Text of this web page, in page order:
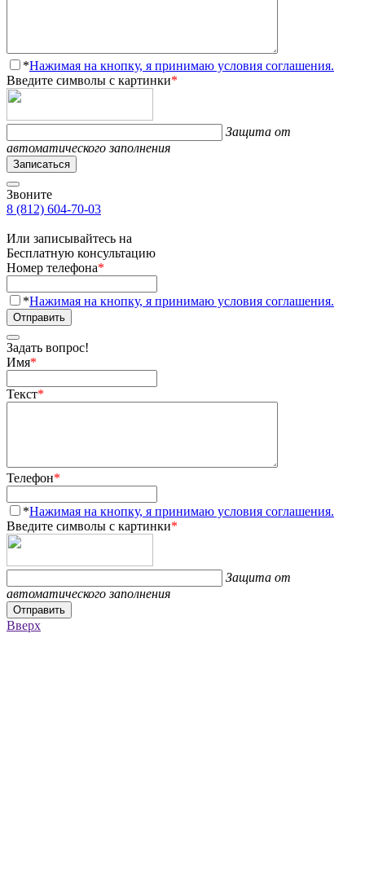
*Нажимая на кнопку, я принимаю условия соглашения.
Введите символы с картинки*
Защита от
автоматического заполнения
Записаться
Звоните
8 (812) 604-70-03
Или записывайтесь на
Бесплатную консультацию
Номер телефона*
*Нажимая на кнопку, я принимаю условия соглашения.
Отправить
Задать вопрос!
Имя*
Текст*
Телефон*
*Нажимая на кнопку, я принимаю условия соглашения.
Введите символы с картинки*
Защита от
автоматического заполнения
Отправить
Вверх